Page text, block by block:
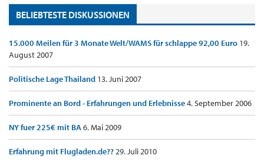
BELIEBTESTE DISKUSSIONEN
15.000 Meilen für 3 Monate Welt/WAMS für schlappe 92,00 Euro 19.
August 2007
Politische Lage Thailand 13. Juni 2007
Prominente an Bord - Erfahrungen und Erlebnisse4. September 2006
NY fuer 225€ mit BA6. Mai 2009
Erfahrung mit Flugladen.de??29. Juli 2010